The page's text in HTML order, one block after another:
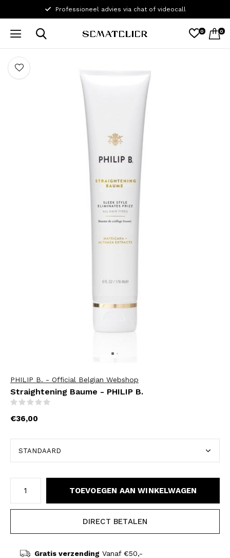
0 0
Professioneel advies via chat of videocall
PHILIP B. - Official Belgian Webshop
Straightening Baume - PHILIP B.
€36,00
TOEVOEGEN AAN WINKELWAGEN
DIRECT BETALEN
Gratis verzending Vanaf €50,-